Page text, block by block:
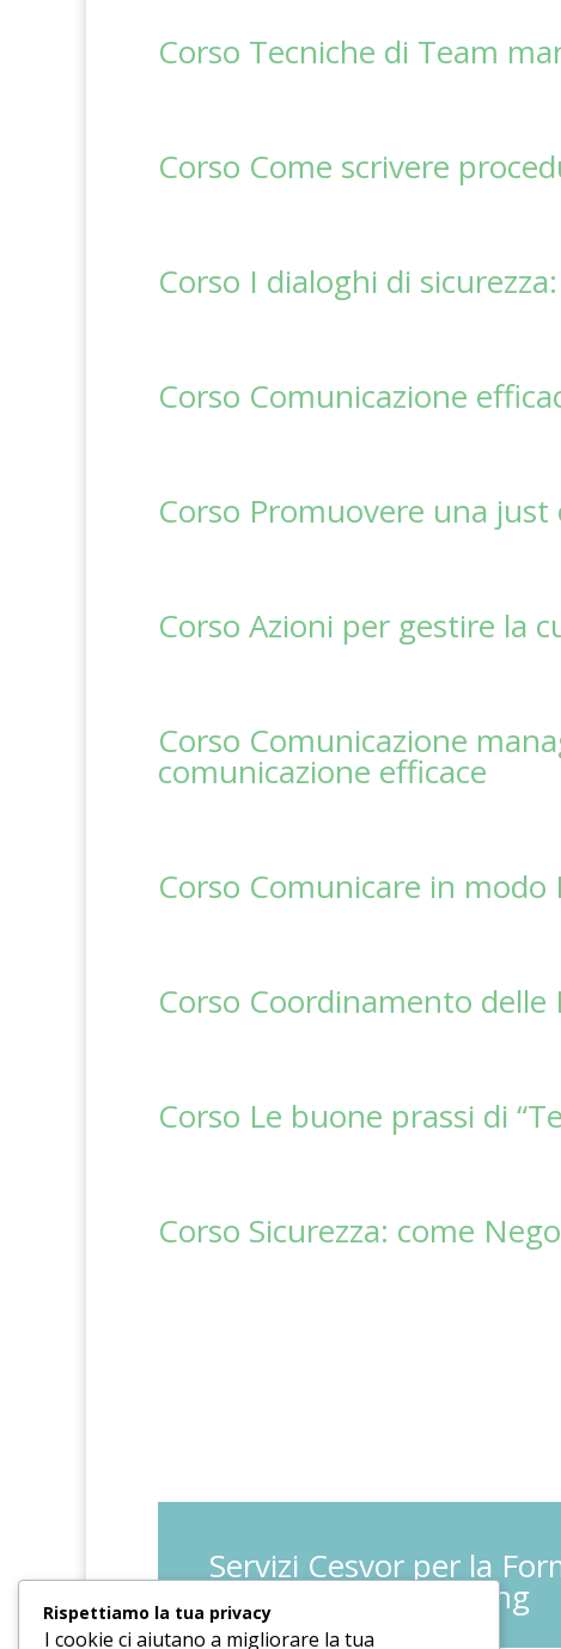
Corso Tecniche di Team
Corso Come scrivere
Corso I dialoghi di
Corso Comunicazione
Corso Promuovere una
Corso Azioni per gestire la
Corso Comunicazione
comunicazione efficace
Corso Comunicare in modo
Corso Coordinamento
Corso Le buone prassi di
Corso Sicurezza: come
Servizi Cesvor per la
Coaching
Rispettiamo la tua privacy
I cookie ci aiutano a migliorare la tua